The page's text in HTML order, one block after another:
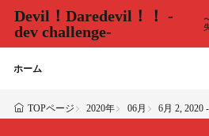
Devil！Daredevil！！ -
dev challenge-
ホーム
TOPページ 2020年 06月 6月 2, 2020